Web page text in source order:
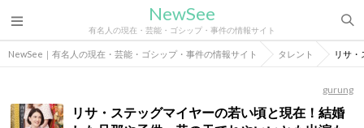
NewSee
有名人の現在・芸能・ゴシップ・事件の情報サイト
NewSee｜有名人の現在・芸能・ゴシップ・事件の情報サイト タレント リサ
gurung
リサ・ステッグマイヤーの若い頃と現在！結婚